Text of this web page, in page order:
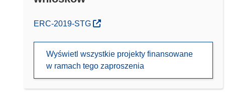
(odnośnik otworzy się w nowym oknie)
ERC-2019-STG
Wyświetl wszystkie projekty finansowane
w ramach tego zaproszenia